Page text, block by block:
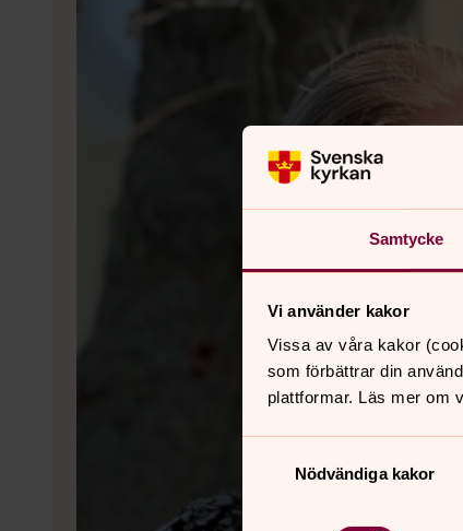
Samtycke
Vi använder kakor
Vissa av våra kakor
som förbättrar din
plattformar. Läs mer om
Nödvändiga kakor